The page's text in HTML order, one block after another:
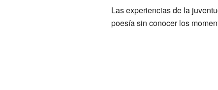
Las experiencias de la
poesía sin conocer los